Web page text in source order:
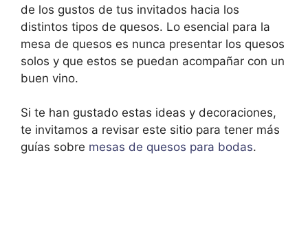
de los gustos de tus invitados hacia los
distintos tipos de quesos. Lo esencial para la
mesa de quesos es nunca presentar los quesos
solos y que estos se puedan acompañar con un
buen vino.
Si te han gustado estas ideas y decoraciones,
te invitamos a revisar este sitio para tener más
guías sobre mesas de quesos para bodas.